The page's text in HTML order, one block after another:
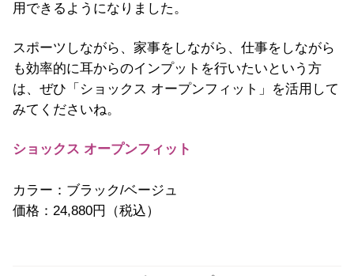
用できるようになりました。
スポーツしながら、家事をしながら、仕事をしながら
も効率的に耳からのインプットを行いたいという方
は、ぜひ「ショックス オープンフィット」を活用して
みてくださいね。
ショックス オープンフィット
カラー：ブラック/ベージュ
価格：24,880円（税込）